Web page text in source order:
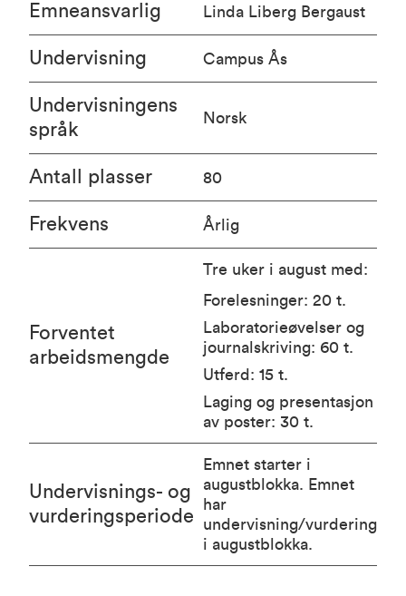
Emneansvarlig Linda Liberg Bergaust
Undervisning Campus Ås
Undervisningens
språk
Norsk
Antall plasser 80
Frekvens Årlig
Forventet
arbeidsmengde
Tre uker i august med:
Forelesninger: 20 t.
Laboratorieøvelser og
journalskriving: 60 t.
Utferd: 15 t.
Laging og presentasjon
av poster: 30 t.
Undervisnings- og
vurderingsperiode
Emnet starter i
augustblokka. Emnet
har
undervisning/vurdering
i augustblokka.